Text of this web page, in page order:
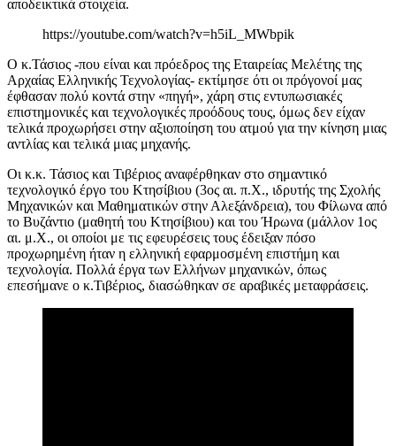
αποδεικτικά στοιχεία.
https://youtube.com/watch?v=h5iL_MWbpik
Ο κ.Τάσιος -που είναι και πρόεδρος της Εταιρείας Μελέτης της
Αρχαίας Ελληνικής Τεχνολογίας- εκτίμησε ότι οι πρόγονοί μας
έφθασαν πολύ κοντά στην «πηγή», χάρη στις εντυπωσιακές
επιστημονικές και τεχνολογικές προόδους τους, όμως δεν είχαν
τελικά προχωρήσει στην αξιοποίηση του ατμού για την κίνηση μιας
αντλίας και τελικά μιας μηχανής.
Οι κ.κ. Τάσιος και Τιβέριος αναφέρθηκαν στο σημαντικό
τεχνολογικό έργο του Κτησίβιου (3ος αι. π.Χ., ιδρυτής της Σχολής
Μηχανικών και Μαθηματικών στην Αλεξάνδρεια), του Φίλωνα από
το Βυζάντιο (μαθητή του Κτησίβιου) και του Ήρωνα (μάλλον 1ος
αι. μ.Χ., οι οποίοι με τις εφευρέσεις τους έδειξαν πόσο
προχωρημένη ήταν η ελληνική εφαρμοσμένη επιστήμη και
τεχνολογία. Πολλά έργα των Ελλήνων μηχανικών, όπως
επεσήμανε ο κ.Τιβέριος, διασώθηκαν σε αραβικές μεταφράσεις.